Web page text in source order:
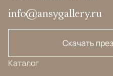
info@ansygallery.ru
Скачать
Каталог